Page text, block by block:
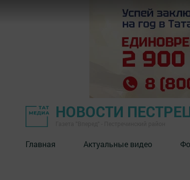
НОВОСТИ
Главная Актуальные видео